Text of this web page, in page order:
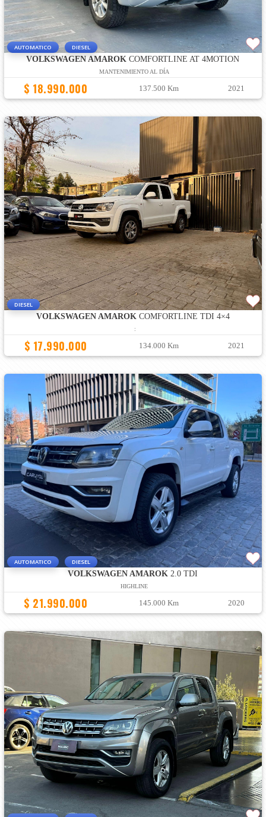
AUTOMATICO DIESEL
VOLKSWAGEN AMAROK COMFORTLINE AT 4MOTION
MANTENIMIENTO AL DÍA
$ 18.990.000 137.500 Km 2021
DIESEL
VOLKSWAGEN AMAROKCOMFORTLINE TDI 4×4
:
$ 17.990.000 134.000 Km 2021
AUTOMATICO DIESEL
VOLKSWAGEN AMAROK 2.0 TDI
HIGHLINE
$ 21.990.000 145.000 Km 2020